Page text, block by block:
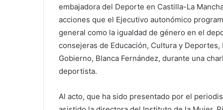
embajadora del Deporte en Castilla-La
acciones que el Ejecutivo autonómico
general como la igualdad de género en el
consejeras de Educación, Cultura y
Gobierno, Blanca Fernández, durante una
deportista.
Al acto, que ha sido presentado por el